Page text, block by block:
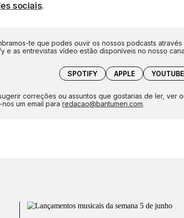
sociais.
te que podes ouvir os nossos podcasts
e as entrevistas vídeo estão disponíveis no nosso
SPOTIFY APPLE YOUTUBE
correções ou assuntos que gostarias de ler, ver
um email para redacao@bantumen.com.